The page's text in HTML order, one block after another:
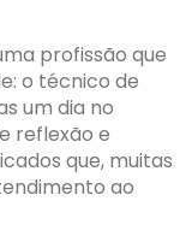
profissão que
o técnico de
um dia no
reflexão e
que, muitas
ao